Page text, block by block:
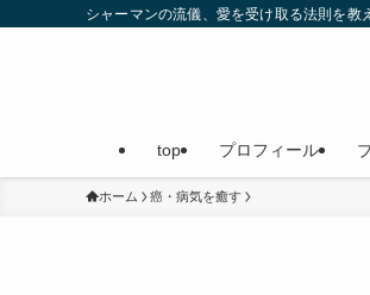
シャーマンの流儀、愛を受け取る法則を
top プロフィール
ホーム 癌・病気を癒す